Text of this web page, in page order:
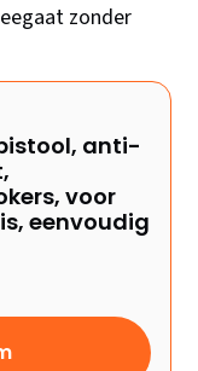
zonder
anti-
voor
eenvoudig